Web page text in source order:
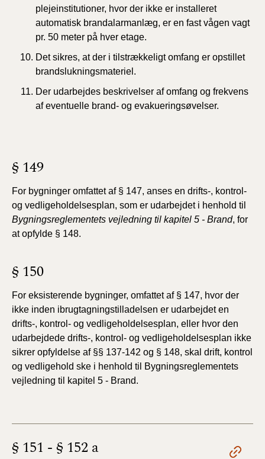
plejeinstitutioner, hvor der ikke er installeret
automatisk brandalarmanlæg, er en fast vågen vagt
pr. 50 meter på hver etage.
Det sikres, at der i tilstrækkeligt omfang er opstillet
brandslukningsmateriel.
Der udarbejdes beskrivelser af omfang og frekvens
af eventuelle brand- og evakueringsøvelser.
§ 149
For bygninger omfattet af § 147, anses en drifts-, kontrol-
og vedligeholdelsesplan, som er udarbejdet i henhold til
Bygningsreglementets vejledning til kapitel 5 - Brand, for
at opfylde § 148.
§ 150
For eksisterende bygninger, omfattet af § 147, hvor der
ikke inden ibrugtagningstilladelsen er udarbejdet en
drifts-, kontrol- og vedligeholdelsesplan, eller hvor den
udarbejdede drifts-, kontrol- og vedligeholdelsesplan ikke
sikrer opfyldelse af §§ 137-142 og § 148, skal drift, kontrol
og vedligehold ske i henhold til
Bygningsreglementets
vejledning til kapitel 5 - Brand.
§ 151 - § 152 a